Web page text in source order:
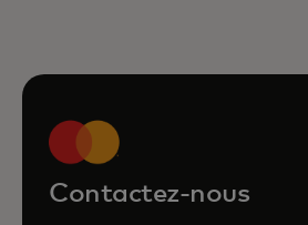
Contactez-nous